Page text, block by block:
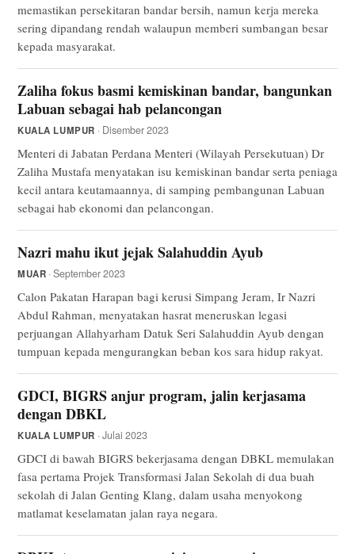
memastikan persekitaran bandar bersih, namun kerja mereka
sering dipandang rendah walaupun memberi sumbangan besar
kepada masyarakat.
Zaliha fokus basmi kemiskinan bandar, bangunkan
Labuan sebagai hab pelancongan
KUALA LUMPUR · Disember 2023
Menteri di Jabatan Perdana Menteri (Wilayah Persekutuan) Dr
Zaliha Mustafa menyatakan isu kemiskinan bandar serta peniaga
kecil antara keutamaannya, di samping pembangunan Labuan
sebagai hab ekonomi dan pelancongan.
Nazri mahu ikut jejak Salahuddin Ayub
MUAR · September 2023
Calon Pakatan Harapan bagi kerusi Simpang Jeram, Ir Nazri
Abdul Rahman, menyatakan hasrat meneruskan legasi
perjuangan Allahyarham Datuk Seri Salahuddin Ayub dengan
tumpuan kepada mengurangkan beban kos sara hidup rakyat.
GDCI, BIGRS anjur program, jalin kerjasama
dengan DBKL
KUALA LUMPUR · Julai 2023
GDCI di bawah BIGRS bekerjasama dengan DBKL memulakan
fasa pertama Projek Transformasi Jalan Sekolah di dua buah
sekolah di Jalan Genting Klang, dalam usaha menyokong
matlamat keselamatan jalan raya negara.